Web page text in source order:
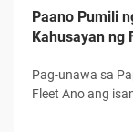
Paano Pumili
Kahusayan ng
Pag-unawa sa
Fleet Ano ang